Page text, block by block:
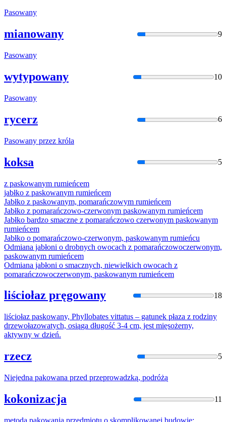
Pasowany
mianowany 9
Pasowany
wytypowany 10
Pasowany
rycerz 6
Pasowany przez króla
koksa 5
z paskowanym rumieńcem
jabłko z paskowanym rumieńcem
Jabłko z paskowanym, pomarańczowym rumieńcem
Jabłko z pomarańczowo-czerwonym paskowanym rumieńcem
Jabłko bardzo smaczne z pomarańczowo czerwonym paskowanym
rumieńcem
Jabłko o pomarańczowo-czerwonym, paskowanym rumieńcu
Odmiana jabłoni o drobnych owocach z pomarańczowoczerwonym,
paskowanym rumieńcem
Odmiana jabłoni o smacznych, niewielkich owocach z
pomarańczowoczerwonym, paskowanym rumieńcem
liściołaz pręgowany 18
liściołaz paskowany, Phyllobates vittatus – gatunek płaza z rodziny
drzewołazowatych, osiąga długość 3-4 cm, jest mięsożerny,
aktywny w dzień.
rzecz 5
Niejedna pakowana przed przeprowadzką, podróżą
kokonizacja 11
metoda pakowania przedmiotu o skomplikowanej budowie: